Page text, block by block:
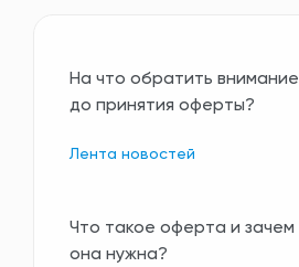
На что обратить внимание
до принятия оферты?
Лента новостей
Что такое оферта и зачем
она нужна?